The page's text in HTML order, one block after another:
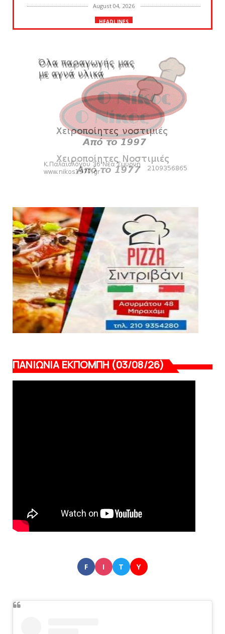
August 04, 2026
HEADLINES
SLIDE
Πανιώνια Εκπομπή: Έπεσε η αυλαία της
σεζόν με όλη την επικαι...
August 04, 2026
ΕΠΙΚΑΙΡΟΤΗΤΑ
LIVE η Πανιώνια Εκπομπή!
August 03, 2026
SLIDE
Eνίσχυση στους ψηλούς με τον Μέισον
ΠΑΝΙΩΝΙΑ ΕΚΠΟΜΠΗ
Πανιώνια Εκπομπή: Ραντεβού απόψε στις
21:00 - Όλη η επικαιρό...
August 03, 2026
ΠΑΝΙΩΝΙΑ ΕΚΠΟΜΠΗ (03/08/26)
F I T Y